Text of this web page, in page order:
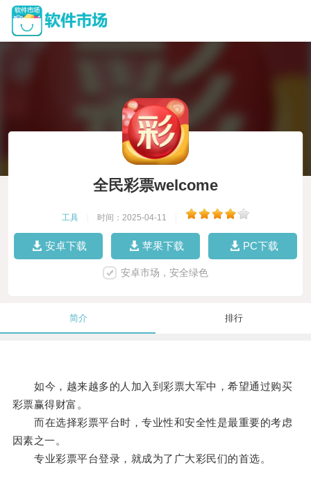
全民彩票welcome
工具 时间：2025-04-11
安卓下载 苹果下载 PC下载
安卓市场，安全绿色
简介 排行
如今，越来越多的人加入到彩票大军中，希望通过购买
彩票赢得财富。
而在选择彩票平台时，专业性和安全性是最重要的考虑
因素之一。
专业彩票平台登录，就成为了广大彩民们的首选。